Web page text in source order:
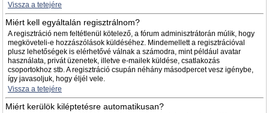
Vissza a tetejére
Miért kell egyáltalán regisztrálnom?
A regisztráció nem feltétlenül kötelező, a fórum adminisztrátorán múlik, hogy
megköveteli-e hozzászólások küldéséhez. Mindemellett a regisztrációval
plusz lehetőségek is elérhetővé válnak a számodra, mint például avatar
használata, privát üzenetek, illetve e-mailek küldése, csatlakozás
csoportokhoz stb. A regisztráció csupán néhány másodpercet vesz igénybe,
így javasoljuk, hogy éljél vele.
Vissza a tetejére
Miért kerülök kiléptetésre automatikusan?